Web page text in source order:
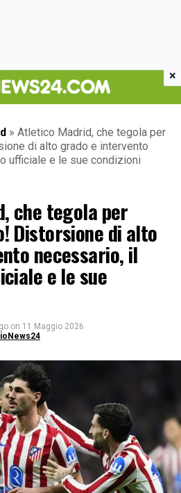
» Atletico Madrid, che tegola per
di alto grado e intervento
ufficiale e le sue condizioni
che tegola per
Distorsione di alto
necessario, il
e le sue
on 11 Maggio 2026
×